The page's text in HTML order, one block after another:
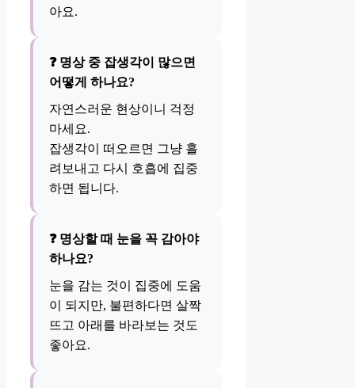
아요.
❓ 명상 중 잡생각이 많으면
어떻게 하나요?
자연스러운 현상이니 걱정
마세요.
잡생각이 떠오르면 그냥 흘
려보내고 다시 호흡에 집중
하면 됩니다.
❓ 명상할 때 눈을 꼭 감아야
하나요?
눈을 감는 것이 집중에 도움
이 되지만, 불편하다면 살짝
뜨고 아래를 바라보는 것도
좋아요.